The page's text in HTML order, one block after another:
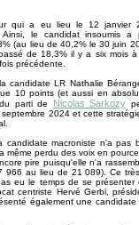
qui a eu lieu le 12 janvier
Ainsi, le candidat insoumis
(au lieu de 40,2% le 30 juin
de 18,3% il y a six mois
précédente.
candidate LR Nathalie
10 points (et aussi en
parti de
Nicolas Sarkozy
2024 et cette
candidate macroniste n'a pas
même perdu des voix en
pire puisqu'elle n'a
966 au lieu de 21 089). Ce
eu le temps de se
centriste Hervé Gerbi,
également une